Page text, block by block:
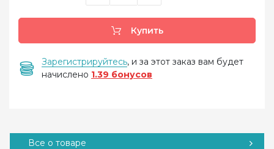
Купить
Зарегистрируйтесь, и за этот заказ вам будет
начислено 1.39 бонусов
Все о товаре